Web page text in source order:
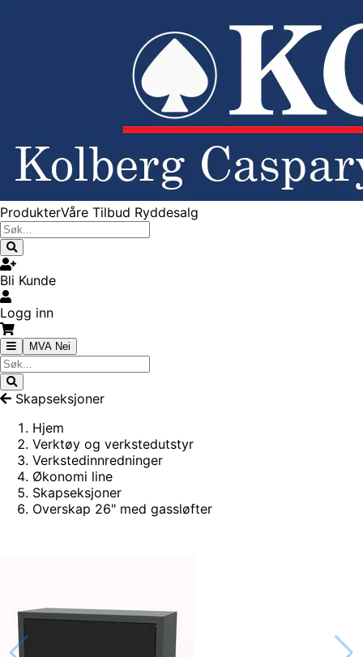
ProdukterVåre Tilbud Ryddesalg
Bli Kunde
Logg inn
MVA Nei
Skapseksjoner
Hjem
Verktøy og verkstedutstyr
Verkstedinnredninger
Økonomi line
Skapseksjoner
Overskap 26" med gassløfter